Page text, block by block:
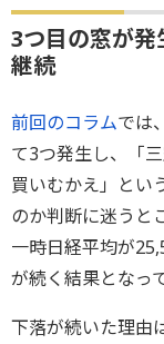
3つ目の窓が
継続
前回のコラムでは
て3つ発生し、「
買いむかえ」とい
のか判断に迷うと
一時日経平均が
が続く結果となっ
下落が続いた理由